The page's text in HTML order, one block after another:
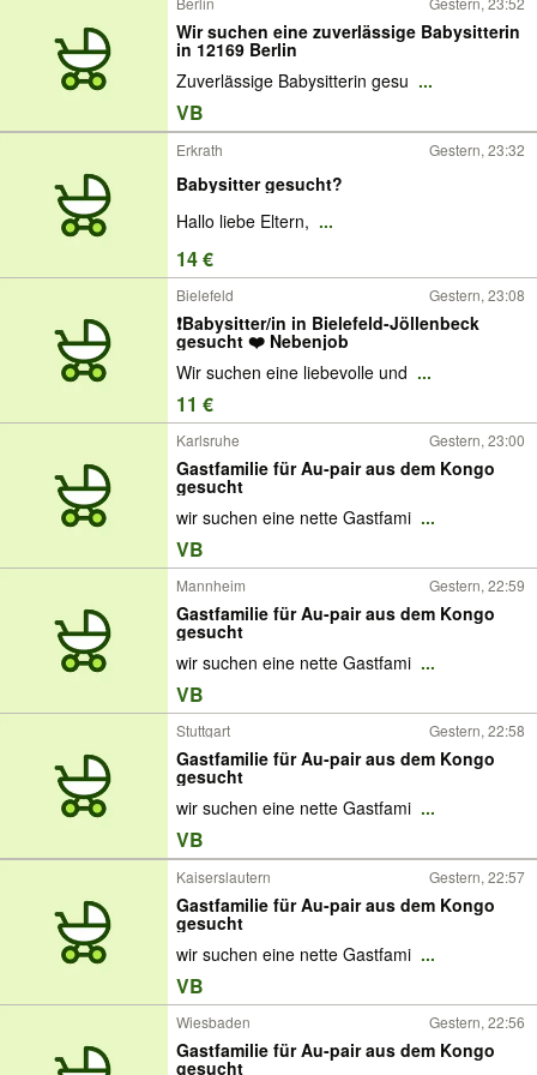
Wir suchen eine zuverlässige Babysitterin
in 12169 Berlin
Zuverlässige Babysitterin gesu ...
VB
Erkrath Gestern, 23:32
Babysitter gesucht?
Hallo liebe Eltern, ...
14 €
Bielefeld Gestern, 23:08
❗️Babysitter/in in Bielefeld-Jöllenbeck
gesucht ❤️ Nebenjob
Wir suchen eine liebevolle und ...
11 €
Karlsruhe Gestern, 23:00
Gastfamilie für Au-pair aus dem Kongo
gesucht
wir suchen eine nette Gastfami ...
VB
Mannheim Gestern, 22:59
Gastfamilie für Au-pair aus dem Kongo
gesucht
wir suchen eine nette Gastfami ...
VB
Stuttgart Gestern, 22:58
Gastfamilie für Au-pair aus dem Kongo
gesucht
wir suchen eine nette Gastfami ...
VB
Kaiserslautern Gestern, 22:57
Gastfamilie für Au-pair aus dem Kongo
gesucht
wir suchen eine nette Gastfami ...
VB
Wiesbaden Gestern, 22:56
Gastfamilie für Au-pair aus dem Kongo
gesucht